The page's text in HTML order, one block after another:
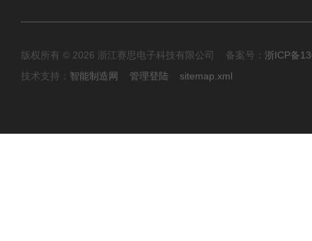
版权所有 © 2026 浙江赛思电子科技有限公司 备案号： 浙ICP备
技术支持： 智能制造网 管理登陆 sitemap.xml